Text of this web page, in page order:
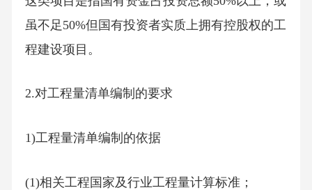
虽不足50%但国有投资者实质上拥有控股权的工
程建设项目。
2.对工程量清单编制的要求
1)工程量清单编制的依据
(1)相关工程国家及行业工程量计算标准；